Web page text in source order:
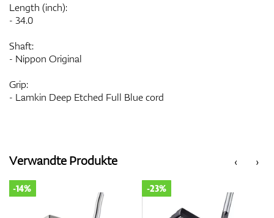
Length (inch):
- 34.0
Shaft:
- Nippon Original
Grip:
- Lamkin Deep Etched Full Blue cord
‹
Verwandte Produkte ›
-14% -23%